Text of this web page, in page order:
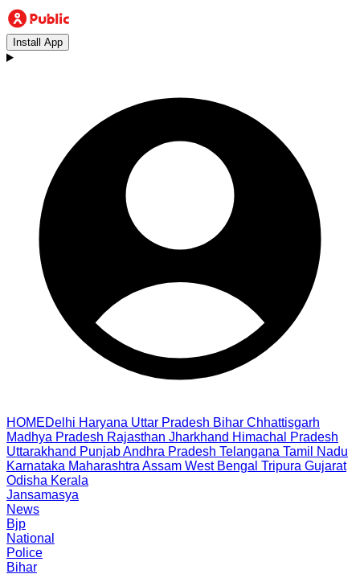
Install App
HOMEDelhi Haryana Uttar Pradesh Bihar Chhattisgarh
Madhya Pradesh Rajasthan Jharkhand Himachal Pradesh
Uttarakhand PunjabAndhra Pradesh Telangana Tamil Nadu
Karnataka Maharashtra Assam West Bengal Tripura Gujarat
Odisha Kerala
Jansamasya
News
Bjp
National
Police
Bihar